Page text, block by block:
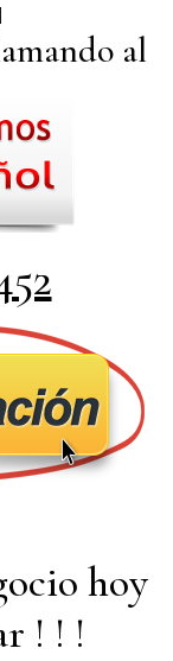
al
hoy
! ! !